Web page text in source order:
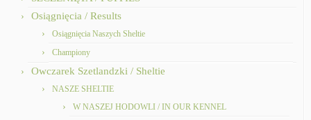
Osiągnięcia / Results
Osiągnięcia Naszych Sheltie
Championy
Owczarek Szetlandzki / Sheltie
NASZE SHELTIE
W NASZEJ HODOWLI / IN OUR KENNEL